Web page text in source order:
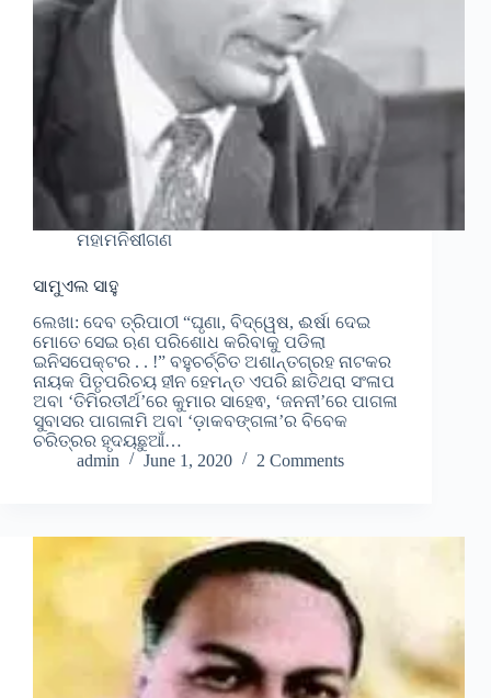
ମହାମନିଷୀଗଣ
ସାମୁଏଲ ସାହୁ
ଲେଖା: ଦେବ ତ୍ରିପାଠୀ “ଘୃଣା, ବିଦ୍ୱେଷ, ଈର୍ଷା ଦେଇ
ମୋତେ ସେଇ ଋଣ ପରିଶୋଧ କରିବାକୁ ପଡିଲା
ଇନିସପେକ୍ଟର . . !” ବହୁଚର୍ଚ୍ଚିତ ଅଶାନ୍ତଗ୍ରହ ନାଟକର
ନାୟକ ପିତୃପରିଚୟ ହୀନ ହେମନ୍ତ ଏପରି ଛାତିଥରା ସଂଳାପ
ଅବା ‘ତିମିରତୀର୍ଥ’ରେ କୁମାର ସାହେଵ, ‘ଜନନୀ’ରେ ପାଗଳା
ସୁବାସର ପାଗଳାମି ଅବା ‘ଡ଼ାକବଙ୍ଗଳା’ର ବିବେକ
ଚରିତ୍ରର ହୃଦୟଛୁଆଁ…
admin
June 1, 2020 2 Comments